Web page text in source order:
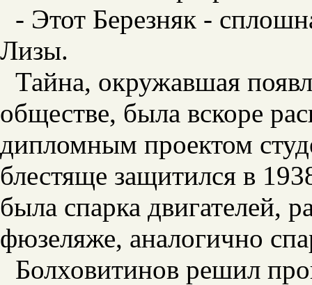
- Этот Березняк -
Лизы.
Тайна, окружавшая
обществе, была вскоре
дипломным проектом
блестяще защитился в
была спарка двигателей,
фюзеляже, аналогично
Болховитинов решил